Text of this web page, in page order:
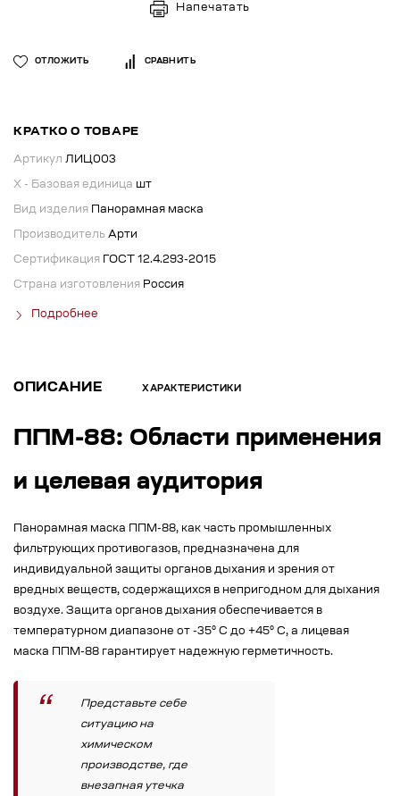
Напечатать
ОТЛОЖИТЬ СРАВНИТЬ
КРАТКО О ТОВАРЕ
Артикул ЛИЦ003
X - Базовая единица шт
Вид изделия Панорамная маска
Производитель Арти
Сертификация ГОСТ 12.4.293-2015
Страна изготовления Россия
Подробнее
ОПИСАНИЕ ХАРАКТЕРИСТИКИ
ППМ-88: Области применения
и целевая аудитория
Панорамная маска ППМ-88, как часть промышленных
фильтрующих противогазов, предназначена для
индивидуальной защиты органов дыхания и зрения от
вредных веществ, содержащихся в непригодном для дыхания
воздухе. Защита органов дыхания обеспечивается в
температурном диапазоне от -35° C до +45° C, а лицевая
маска ППМ-88 гарантирует надежную герметичность.
Представьте себе
ситуацию на
химическом
производстве, где
внезапная утечка